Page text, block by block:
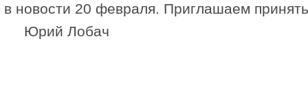
в новости 20 февраля. Приглашаем
Юрий Лобач